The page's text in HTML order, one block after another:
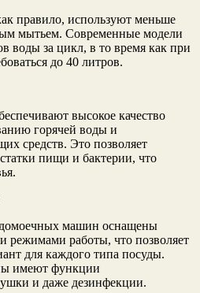
правило, используют меньше
мытьем. Современные модели
воды за цикл, в то время как при
до 40 литров.
высокое качество
горячей воды и
средств. Это позволяет
пищи и бактерии, что
машин оснащены
режимами работы, что позволяет
для каждого типа посуды.
имеют функции
и даже дезинфекции.